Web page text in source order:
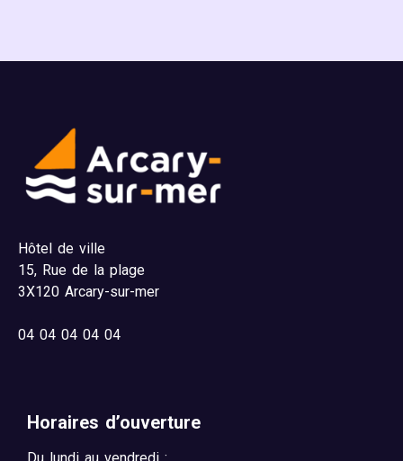
Hôtel de ville
15, Rue de la plage
3X120 Arcary-sur-mer
04 04 04 04 04
Horaires d’ouverture